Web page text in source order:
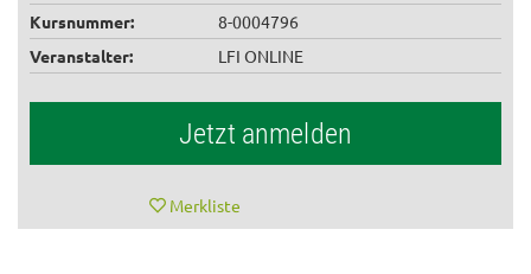
Kursnummer:
8-0004796
Veranstalter:
LFI ONLINE
Jetzt anmelden
Merkliste